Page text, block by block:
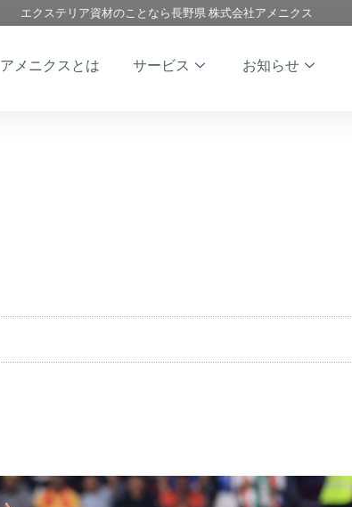
エクステリア資材のことなら長野県 株式会社アメニクス
アメニクスとは サービス お知らせ